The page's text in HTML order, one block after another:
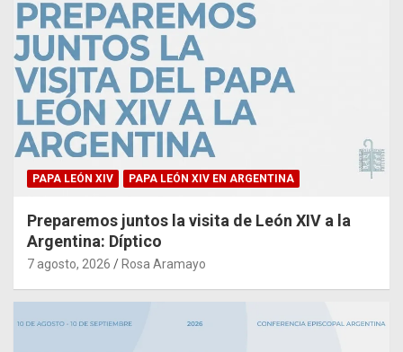
PAPA LEÓN XIV PAPA LEÓN XIV EN ARGENTINA
Preparemos juntos la visita de León XIV a la
Argentina: Díptico
7 agosto, 2026 Rosa Aramayo